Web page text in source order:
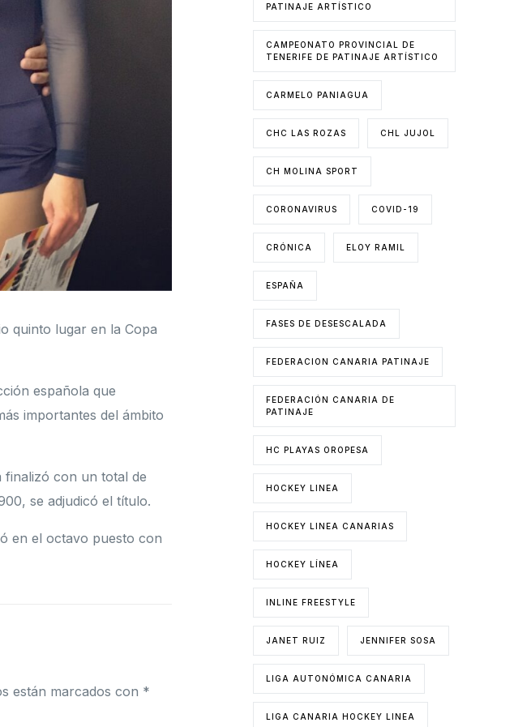
quinto lugar en la Copa
española que
importantes del ámbito
finalizó con un total de
se adjudicó el título.
en el octavo puesto con
están marcados con *
PATINAJE ARTÍSTICO
CAMPEONATO PROVINCIAL DE
TENERIFE DE PATINAJE ARTÍSTICO
CARMELO PANIAGUA
CHC LAS ROZAS CHL JUJOL
CH MOLINA SPORT
CORONAVIRUS COVID-19
CRÓNICA ELOY RAMIL
ESPAÑA
FASES DE DESESCALADA
FEDERACION CANARIA PATINAJE
FEDERACIÓN CANARIA DE
PATINAJE
HC PLAYAS OROPESA
HOCKEY LINEA
HOCKEY LINEA CANARIAS
HOCKEY LÍNEA
INLINE FREESTYLE
JANET RUIZ JENNIFER SOSA
LIGA AUTONÓMICA CANARIA
LIGA CANARIA HOCKEY LINEA